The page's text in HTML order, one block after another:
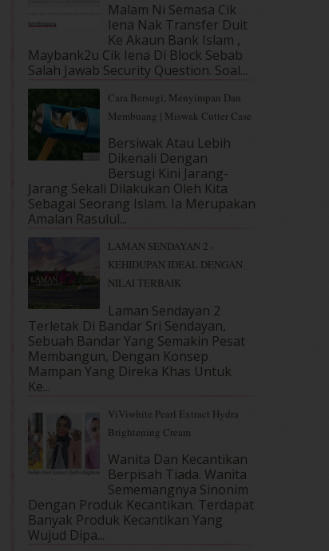
Malam Ni Semasa Cik
Iena Nak Transfer Duit
Ke Akaun Bank Islam ,
Maybank2u Cik Iena Di Block Sebab
Salah Jawab Security Question. Soal...
Cara Bersugi, Menyimpan Dan
Membuang | Miswak Cutter Case
Bersiwak Atau Lebih
Dikenali Dengan
Bersugi Kini Jarang-
Jarang Sekali Dilakukan Oleh Kita
Sebagai Seorang Islam. Ia Merupakan
Amalan Rasulul...
LAMAN SENDAYAN 2 -
KEHIDUPAN IDEAL DENGAN
NILAI TERBAIK
Laman Sendayan 2
Terletak Di Bandar Sri Sendayan,
Sebuah Bandar Yang Semakin Pesat
Membangun, Dengan Konsep
Mampan Yang Direka Khas Untuk
Ke...
ViViwhite Pearl Extract Hydra
Brightening Cream
Wanita Dan Kecantikan
Berpisah Tiada. Wanita
Sememangnya Sinonim
Dengan Produk Kecantikan. Terdapat
Banyak Produk Kecantikan Yang
Wujud Dipa...